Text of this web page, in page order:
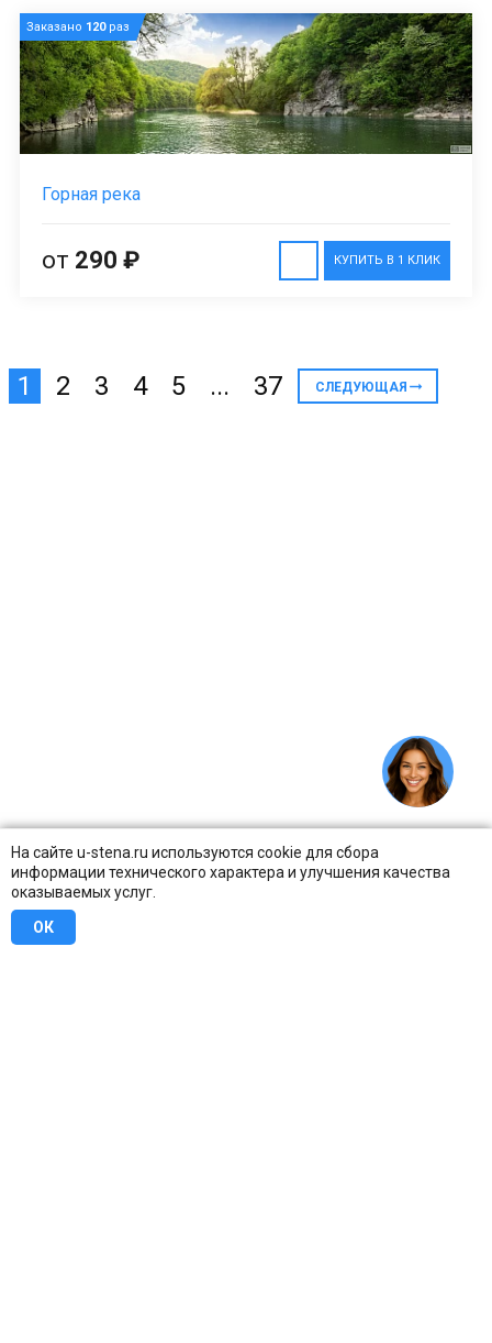
На сайте u-stena.ru используются cookie для сбора
информации технического характера и улучшения качества
оказываемых услуг.
ОК
Заказано 120раз
Горная река
КУПИТЬ В 1 КЛИК
от 290 ₽
1 2 3 4 5 ... 37 СЛЕДУЮЩАЯ